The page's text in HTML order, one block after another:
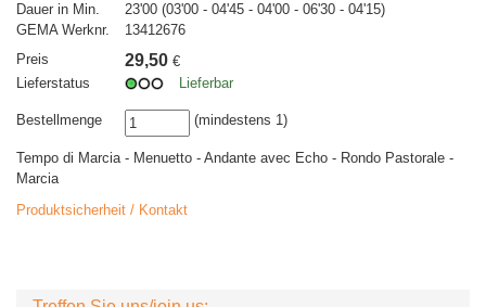
Dauer in Min.
23'00 (03'00 - 04'45 - 04'00 - 06'30 - 04'15)
GEMA Werknr.
13412676
Preis
29,50 €
Lieferstatus
Lieferbar
Bestellmenge (mindestens 1)
Tempo di Marcia - Menuetto - Andante avec Echo - Rondo Pastorale -
Marcia
Produktsicherheit / Kontakt